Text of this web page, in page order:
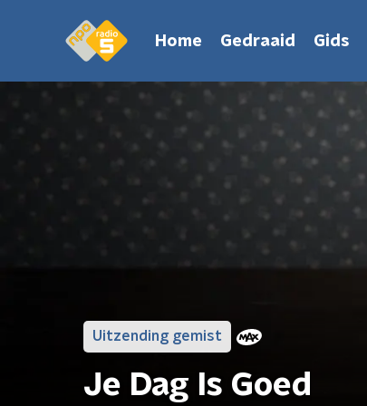
Home Gedraaid Gids
Uitzending gemist
Je Dag Is Goed